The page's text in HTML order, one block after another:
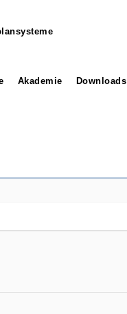
Akademie Downloads